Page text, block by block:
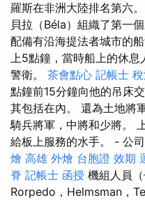
羅斯在非洲大陸排名第六。
貝拉（Béla）組織了第一
配備有沿海提法者城市的船
上5點鐘，當時船上的休
警衛。 茶會點心 記帳士
點鐘前15分鐘向他的吊床
其包括在內。 還為土地將
騎兵將軍，中將和少將。
給板上服務的水手。 - 公
燴 高雄 外燴 台胞證 效期
脊 記帳士 函授 機組人員
Rorpedo，Helmsman，